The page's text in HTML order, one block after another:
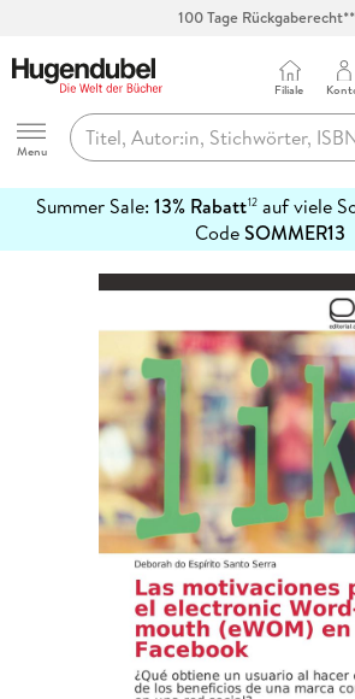
Hugendubel
Menu
Filiale
Summer Sale: 13% Rabatt12auf viele
CodeSOMMER13
erfahren